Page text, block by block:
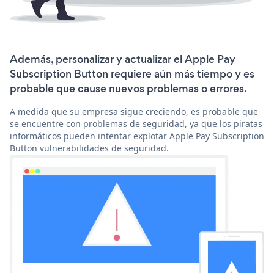
Además, personalizar y actualizar el Apple Pay
Subscription Button requiere aún más tiempo y es
probable que cause nuevos problemas o errores.
A medida que su empresa sigue creciendo, es probable que
se encuentre con problemas de seguridad, ya que los piratas
informáticos pueden intentar explotar Apple Pay Subscription
Button vulnerabilidades de seguridad.